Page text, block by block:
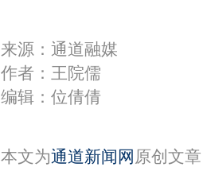
来源：通道融媒
作者：王院儒
编辑：位倩倩
本文为通道新闻网 原创文